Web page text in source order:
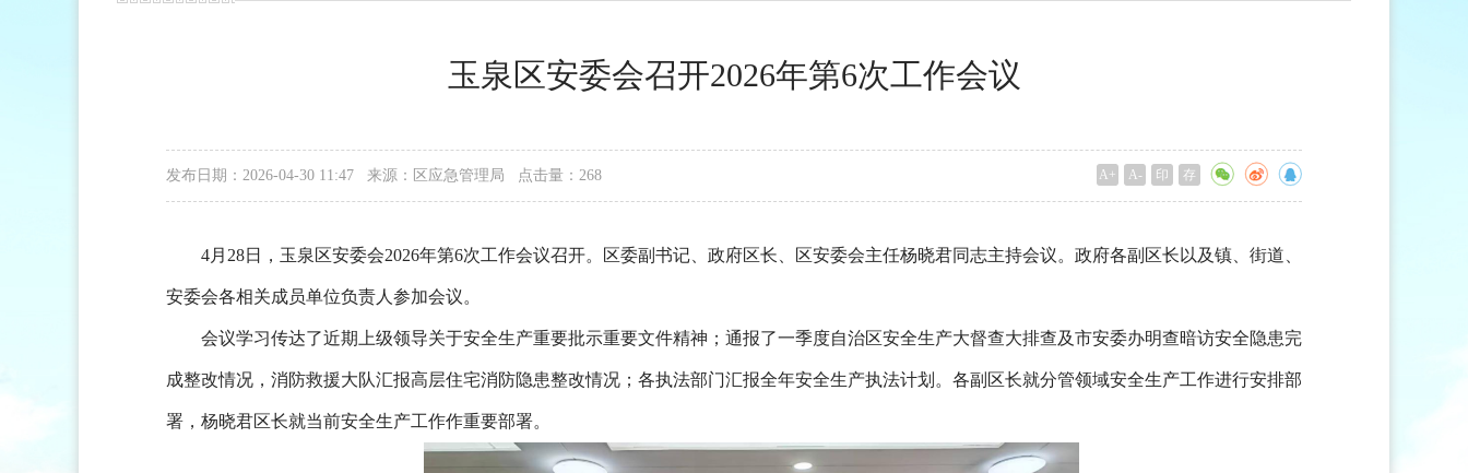
玉泉区安委会召开2026年第6次工作会议
发布日期：2026-04-30 11:47 来源：区应急管理局 点击量：268 A+ A- 印 存
4月28日，玉泉区安委会2026年第6次工作会议召开。区委副书记、政府区长、区安委会主任杨晓君同志主持会议。政府各副区长以及镇、街道、
安委会各相关成员单位负责人参加会议。
会议学习传达了近期上级领导关于安全生产重要批示重要文件精神；通报了一季度自治区安全生产大督查大排查及市安委办明查暗访安全隐患完
成整改情况，消防救援大队汇报高层住宅消防隐患整改情况；各执法部门汇报全年安全生产执法计划。各副区长就分管领域安全生产工作进行安排部
署，杨晓君区长就当前安全生产工作作重要部署。